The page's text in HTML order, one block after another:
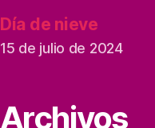
Día de nieve
15 de julio de 2024
Archivos